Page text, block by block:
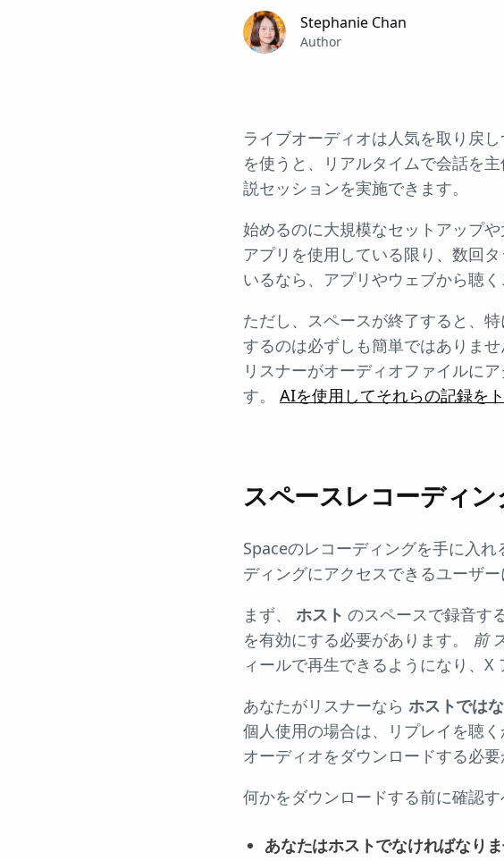
Stephanie Chan
Author
ライブオーディオは人気を取り戻
を使うと、リアルタイムで会話を
説セッションを実施できます。
始めるのに大規模なセットアップ
アプリを使用している限り、数回
いるなら、アプリやウェブから聴
ただし、スペースが終了すると、
するのは必ずしも簡単ではありま
リスナーがオーディオファイルに
す。 AIを使用してそれらの記録を
スペースレコーディ
Spaceのレコーディングを手に入
ディングにアクセスできるユーザ
まず、 ホスト のスペースで録音す
を有効にする必要があります。 前
ィールで再生できるようになり、X
あなたがリスナーなら ホストでは
個人使用の場合は、リプレイを聴
オーディオをダウンロードする必
何かをダウンロードする前に確認す
あなたはホストでなければなり